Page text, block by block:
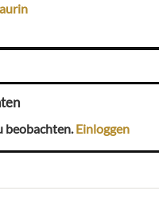
beobachten.Einloggen